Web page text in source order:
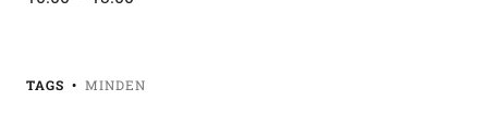
TAGS MINDEN